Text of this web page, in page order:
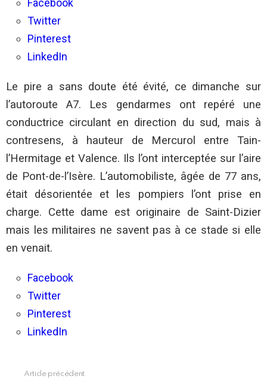
Facebook
Twitter
Pinterest
LinkedIn
Le pire a sans doute été évité, ce dimanche sur
l’autoroute A7. Les gendarmes ont repéré une
conductrice circulant en direction du sud, mais à
contresens, à hauteur de Mercurol entre Tain-
l’Hermitage et Valence. Ils l’ont interceptée sur l’aire
de Pont-de-l’Isère. L’automobiliste, âgée de 77 ans,
était désorientée et les pompiers l’ont prise en
charge. Cette dame est originaire de Saint-Dizier
mais les militaires ne savent pas à ce stade si elle
en venait.
Facebook
Twitter
Pinterest
LinkedIn
Article précédent